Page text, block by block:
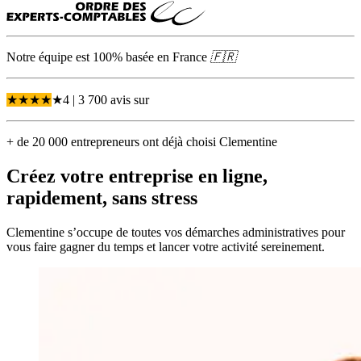
Notre équipe est 100% basée en France 🇫🇷
★★★★★4 | 3 700 avis sur
+ de 20 000 entrepreneurs ont déjà choisi Clementine
Créez votre entreprise en ligne,
rapidement, sans stress
Clementine s’occupe de toutes vos démarches administratives pour
vous faire gagner du temps et lancer votre activité sereinement.